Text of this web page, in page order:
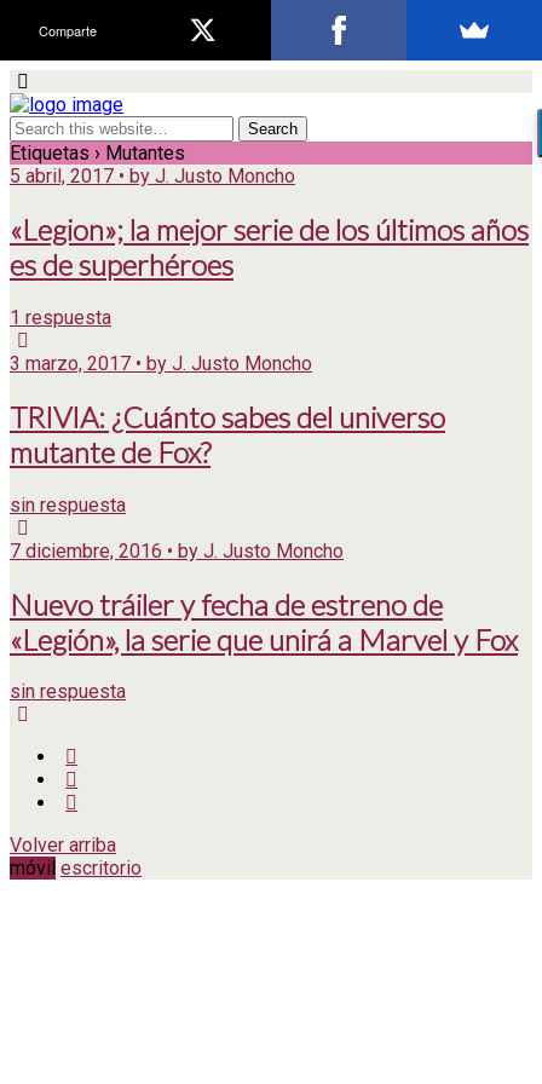
Etiquetas › Mutantes
5 abril, 2017 • by J. Justo Moncho
«Legion»; la mejor serie de los últimos años
es de superhéroes
1 respuesta
3 marzo, 2017 • by J. Justo Moncho
TRIVIA: ¿Cuánto sabes del universo
mutante de Fox?
sin respuesta
7 diciembre, 2016 • by J. Justo Moncho
Nuevo tráiler y fecha de estreno de
«Legión», la serie que unirá a Marvel y Fox
sin respuesta
Volver arriba
móvil escritorio
Comparte